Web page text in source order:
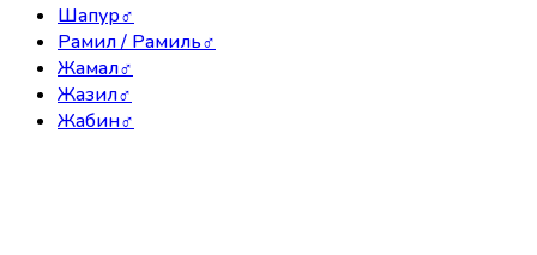
Шапур♂
Рамил / Рамиль♂
Жамал♂
Жазил♂
Жабин♂